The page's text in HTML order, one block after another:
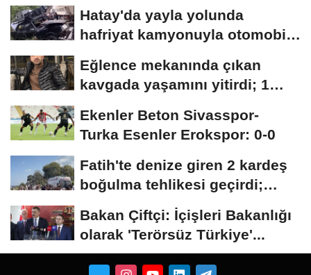
Hatay'da yayla yolunda
hafriyat kamyonuyla otomobil
Eğlence mekanında çıkan
kavgada yaşamını yitirdi; 1
Ekenler Beton Sivasspor-
Turka Esenler Erokspor: 0-0
Fatih'te denize giren 2 kardeş
boğulma tehlikesi geçirdi;
Bakan Çiftçi: İçişleri Bakanlığı
olarak 'Terörsüz Türkiye'...